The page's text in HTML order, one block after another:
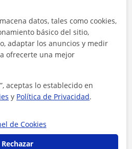
8€/h
datos, tales como cookies,
básico del sitio,
adaptar los anuncios y medir
ofrecerte una mejor
aceptas lo establecido en
y Política de Privacidad.
de Cookies
Rechazar